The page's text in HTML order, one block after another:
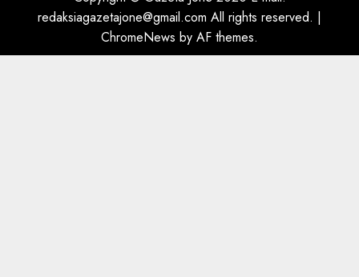
dëshmia e Nuredin Dumanit
flet për PERSONAT që e
plagosën!
redaksiagazetajone@gmail.com All rights reserved. |
ChromeNews by AF themes.